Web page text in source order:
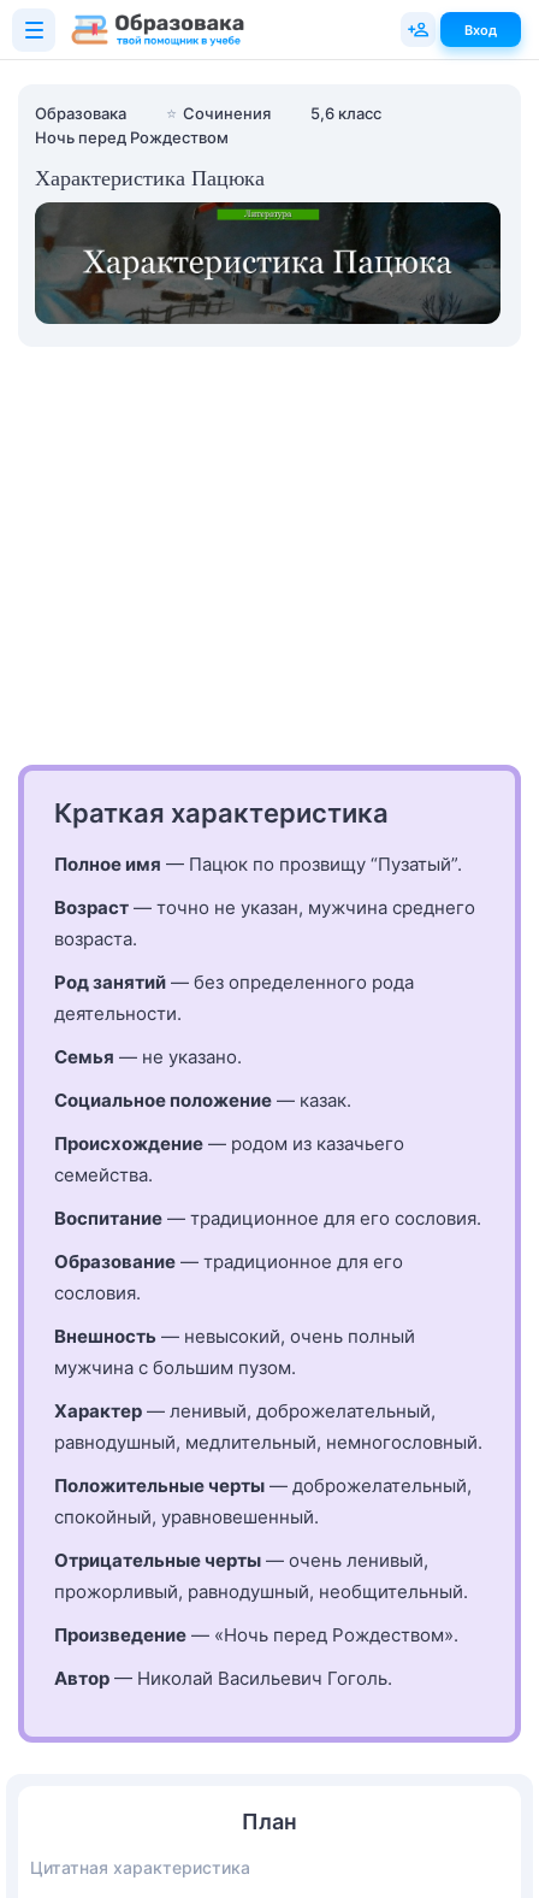
Образовака ⭐ Сочинения
5,6 класс
Ночь перед Рождеством
Характеристика Пацюка
Краткая характеристика
Полное имя — Пацюк по прозвищу “Пузатый”.
Возраст — точно не указан, мужчина среднего
возраста.
Род занятий — без определенного рода
деятельности.
Семья — не указано.
Социальное положение — казак.
Происхождение — родом из казачьего
семейства.
Воспитание — традиционное для его сословия.
Образование — традиционное для его
сословия.
Внешность — невысокий, очень полный
мужчина с большим пузом.
Характер — ленивый, доброжелательный,
равнодушный, медлительный, немногословный.
Положительные черты — доброжелательный,
спокойный, уравновешенный.
Отрицательные черты — очень ленивый,
прожорливый, равнодушный, необщительный.
Произведение — «Ночь перед Рождеством».
Автор — Николай Васильевич Гоголь.
План
Цитатная характеристика
Вход